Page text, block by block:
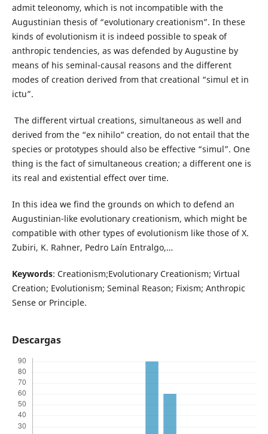
admit teleonomy, which is not incompatible with the
Augustinian thesis of “evolutionary creationism”. In these
kinds of evolutionism it is indeed possible to speak of
anthropic tendencies, as was defended by Augustine by
means of his seminal-causal reasons and the different
modes of creation derived from that creational “simul et in
ictu”.
The different virtual creations, simultaneous as well and
derived from the “ex nihilo” creation, do not entail that the
species or prototypes should also be effective “simul”. One
thing is the fact of simultaneous creation; a different one is
its real and existential effect over time.
In this idea we find the grounds on which to defend an
Augustinian-like evolutionary creationism, which might be
compatible with other types of evolutionism like those of X.
Zubiri, K. Rahner, Pedro Laín Entralgo,…
Keywords: Creationism;Evolutionary Creationism; Virtual
Creation; Evolutionism; Seminal Reason; Fixism; Anthropic
Sense or Principle.
Descargas